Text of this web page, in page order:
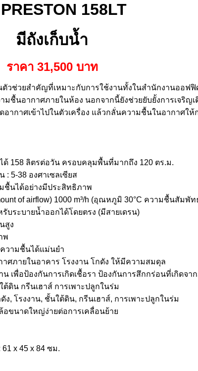
PRESTON 158LT
มีถังเก็บน้ำ
ราคา 31,500 บาท
ตัวช่วยสำคัญที่เหมาะกับการใช้งานทั้งในสำนักงานออฟฟิ
ชื้นอากาศภายในห้อง นอกจากนี้ยังช่วยยับยั้งการเจริญเ
อากาศเข้าไปในตัวเครื่อง แล้วกลั่นความชื้นในอากาศใ
158 ลิตรต่อวัน ครอบคลุมพื้นที่มากถึง 120 ตร.ม.
5-38 องศาเซลเซียส
ชื้นได้อย่างมีประสิทธิภาพ
of airflow) 1000 m³/h (อุณหภูมิ 30°C ความชื้นสัมพัท
บระบายน้ำออกได้โดยตรง (มีสายเดรน)
สูง
พ
วามชื้นได้แม่นยำ
ศภายในอาคาร โรงงาน โกดัง ให้มีความสมดุล
เพื่อป้องกันการเกิดเชื้อรา ป้องกันการสึกกร่อนที่เกิดจา
ดิน กรีนเฮาส์ การเพาะปลูกในร่ม
, โรงงาน, ชั้นใต้ดิน, กรีนเฮาส์, การเพาะปลูกในร่ม
ขนาดใหญ่ง่ายต่อการเคลื่อนย้าย
x 45 x 84 ซม.